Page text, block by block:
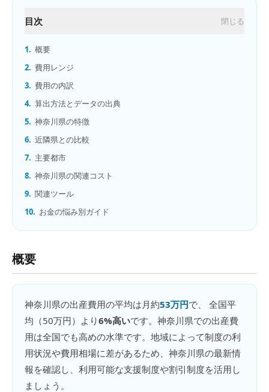
目次 閉じる
1. 概要
2. 費用レンジ
3. 費用の内訳
4. 算出方法とデータの出典
5. 神奈川県の特徴
6. 近隣県との比較
7. 主要都市
8. 神奈川県の関連コスト
9. 関連ツール
10. お金の悩み別ガイド
概要
神奈川県の出産費用の平均は月約53万円で、 全国平
均（50万円）より6%高いです。 神奈川県での出産費
用は全国でも高めの水準です。地域によって制度の利
用状況や費用相場に差があるため、神奈川県の最新情
報を確認し、利用可能な支援制度や割引制度を活用し
ましょう。